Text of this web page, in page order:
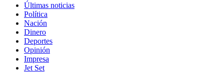
Últimas noticias
Política
Nación
Dinero
Deportes
Opinión
Impresa
Jet Set